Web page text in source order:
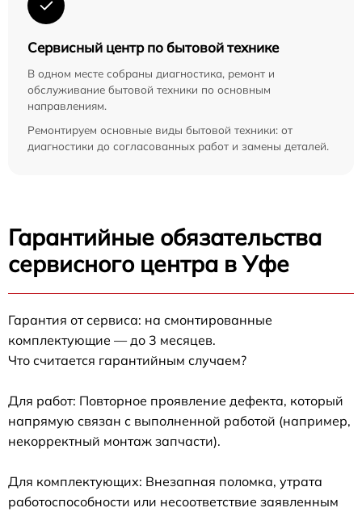
Сервисный центр по бытовой технике
В одном месте собраны диагностика, ремонт и
обслуживание бытовой техники по основным
направлениям.
Ремонтируем основные виды бытовой техники: от
диагностики до согласованных работ и замены деталей.
Гарантийные обязательства
сервисного центра в Уфе
Гарантия от сервиса: на смонтированные
комплектующие — до 3 месяцев.
Что считается гарантийным случаем?
Для работ: Повторное проявление дефекта, который
напрямую связан с выполненной работой (например,
некорректный монтаж запчасти).
Для комплектующих: Внезапная поломка, утрата
работоспособности или несоответствие заявленным